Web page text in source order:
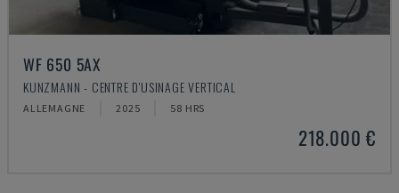
WF 650 5AX
KUNZMANN - CENTRE D'USINAGE VERTICAL
ALLEMAGNE 2025 58 HRS
218.000 €